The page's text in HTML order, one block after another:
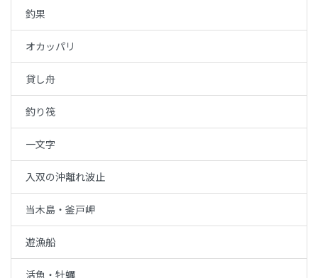
釣果
オカッパリ
貸し舟
釣り筏
一文字
入双の沖離れ波止
当木島・釜戸岬
遊漁船
活魚・牡蠣